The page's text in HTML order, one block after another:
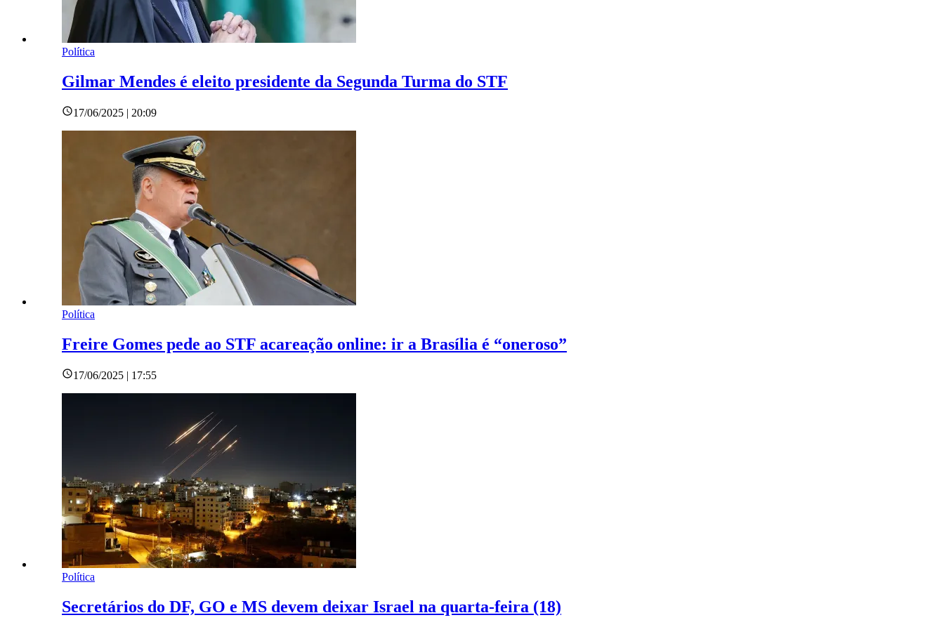
Política
Gilmar Mendes é eleito presidente da Segunda Turma do STF
17/06/2025 | 20:09
Política
Freire Gomes pede ao STF acareação online: ir a Brasília é “oneroso”
17/06/2025 | 17:55
Política
Secretários do DF, GO e MS devem deixar Israel na quarta-feira (18)